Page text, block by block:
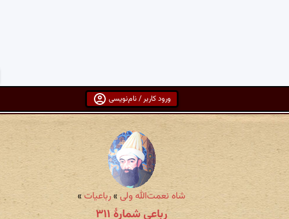
ورود کاربر / نام‌نویسی
شاه نعمت‌الله ولی »رباعیات»
رباعی شمارهٔ ۳۱۱